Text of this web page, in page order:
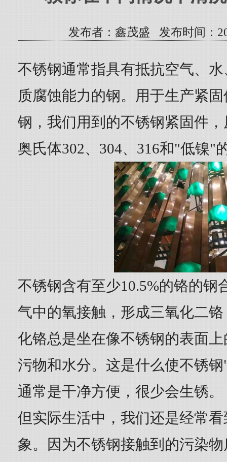
发布者：鑫茂盛 发布时间：
不锈钢通常指具有抵抗空气、
质腐蚀能力的钢。用于生产紧
钢，我们用到的不锈钢紧固件
奥氏体302、304、316和"低镍"
不锈钢含有至少10.5%的铬的钢
气中的氧接触，形成三氧化二
化铬总是坐在像不锈钢的表面
污物和水分。这是什么使不锈
通常是干净方便，很少会生锈。
但实际生活中，我们还是经常
象。因为不锈钢接触到的污染